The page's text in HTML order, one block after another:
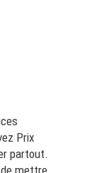
Prix
partout.